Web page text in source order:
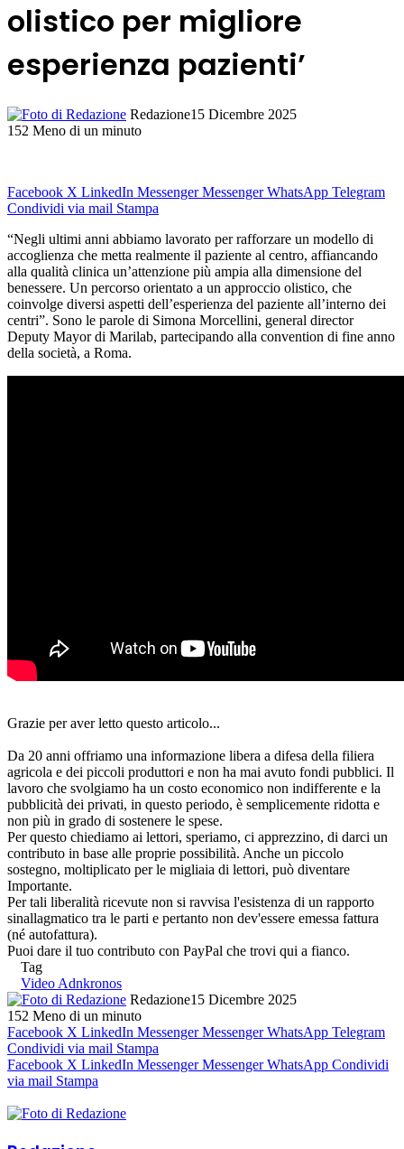
olistico per migliore
esperienza pazienti’
Redazione15 Dicembre 2025
152 Meno di un minuto
Facebook X LinkedIn Messenger Messenger WhatsApp Telegram
Condividi via mail Stampa
“Negli ultimi anni abbiamo lavorato per rafforzare un modello di
accoglienza che metta realmente il paziente al centro, affiancando
alla qualità clinica un’attenzione più ampia alla dimensione del
benessere. Un percorso orientato a un approccio olistico, che
coinvolge diversi aspetti dell’esperienza del paziente all’interno dei
centri”. Sono le parole di Simona Morcellini, general director
Deputy Mayor di Marilab, partecipando alla convention di fine anno
della società, a Roma.
Grazie per aver letto questo articolo...
Da 20 anni offriamo una informazione libera a difesa della filiera
agricola e dei piccoli produttori e non ha mai avuto fondi pubblici. Il
lavoro che svolgiamo ha un costo economico non indifferente e la
pubblicità dei privati, in questo periodo, è semplicemente ridotta e
non più in grado di sostenere le spese.
Per questo chiediamo ai lettori, speriamo, ci apprezzino, di darci un
contributo in base alle proprie possibilità. Anche un piccolo
sostegno, moltiplicato per le migliaia di lettori, può diventare
Importante.
Per tali liberalità ricevute non si ravvisa l'esistenza di un rapporto
sinallagmatico tra le parti e pertanto non dev'essere emessa fattura
(né autofattura).
Puoi dare il tuo contributo con PayPal che trovi qui a fianco.
Tag
Video Adnkronos
Redazione15 Dicembre 2025
152 Meno di un minuto
Facebook X LinkedIn Messenger Messenger WhatsApp Telegram
Condividi via mail Stampa
Facebook X LinkedIn Messenger Messenger WhatsApp Condividi
via mail Stampa